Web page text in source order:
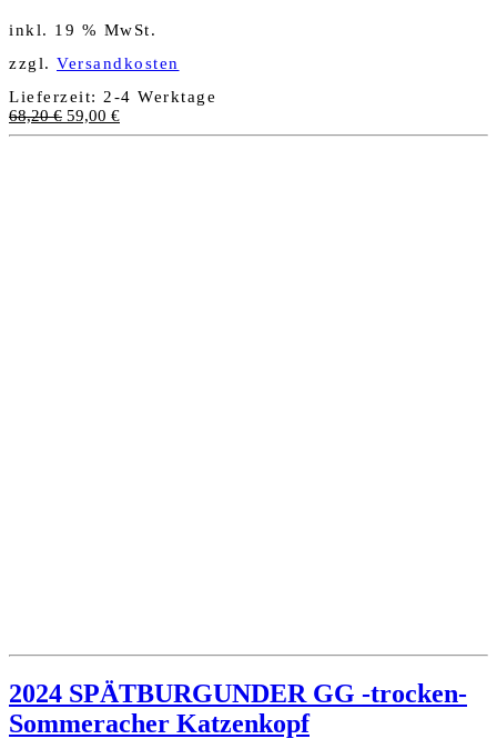
inkl. 19 % MwSt.
zzgl. Versandkosten
Lieferzeit: 2-4 Werktage
68,20€ Ursprünglicher
Preis
59,00 €Aktueller
Preis
2024 SPÄTBURGUNDER GG -trocken-
Sommeracher Katzenkopf